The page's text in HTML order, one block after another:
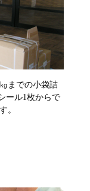
までの小袋詰
ール1枚からで
。